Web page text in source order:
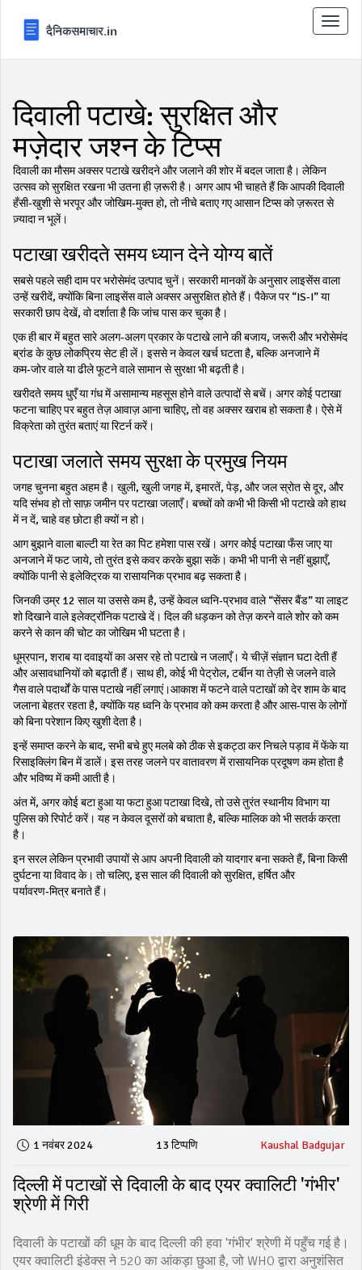
टॉगल
से
दिवाली पटाखे: सुरक्षित और
मज़ेदार जश्न के टिप्स
दिवाली का मौसम अक्सर पटाखे खरीदने और जलाने की शोर में बदल जाता है। लेकिन
उत्सव को सुरक्षित रखना भी उतना ही ज़रूरी है। अगर आप भी चाहते हैं कि आपकी दिवाली
हँसी‑खुशी से भरपूर और जोखिम‑मुक्त हो, तो नीचे बताए गए आसान टिप्स को ज़रूरत से
ज़्यादा न भूलें।
पटाखा खरीदते समय ध्यान देने योग्य बातें
सबसे पहले सही दाम पर भरोसेमंद उत्पाद चुनें। सरकारी मानकों के अनुसार लाइसेंस वाला
उन्हें खरीदें, क्योंकि बिना लाइसेंस वाले अक्सर असुरक्षित होते हैं। पैकेज पर “IS‑I” या
सरकारी छाप देखें, वो दर्शाता है कि जांच पास कर चुका है।
एक ही बार में बहुत सारे अलग‑अलग प्रकार के पटाखे लाने की बजाय, जरूरी और भरोसेमंद
ब्रांड के कुछ लोकप्रिय सेट ही लें। इससे न केवल खर्च घटता है, बल्कि अनजाने में
कम‑जोर वाले या ढीले फूटने वाले सामान से सुरक्षा भी बढ़ती है।
खरीदते समय धुएँ या गंध में असामान्य महसूस होने वाले उत्पादों से बचें। अगर कोई पटाखा
फटना चाहिए पर बहुत तेज़ आवाज़ आना चाहिए, तो वह अक्सर खराब हो सकता है। ऐसे में
विक्रेता को तुरंत बताएं या रिटर्न करें।
पटाखा जलाते समय सुरक्षा के प्रमुख नियम
जगह चुनना बहुत अहम है। खुली, खुली जगह में, इमारतें, पेड़, और जल स्रोत से दूर, और
यदि संभव हो तो साफ़ जमीन पर पटाखा जलाएँ। बच्चों को कभी भी किसी भी पटाखे को हाथ
में न दें, चाहे वह छोटा ही क्यों न हो।
आग बुझाने वाला बाल्टी या रेत का पिट हमेशा पास रखें। अगर कोई पटाखा फँस जाए या
अनजाने में फट जाये, तो तुरंत इसे कवर करके बुझा सकें। कभी भी पानी से नहीं बुझाएँ,
क्योंकि पानी से इलेक्ट्रिक या रासायनिक प्रभाव बढ़ सकता है।
जिनकी उम्र 12 साल या उससे कम है, उन्हें केवल ध्वनि‑प्रभाव वाले “सेंसर बैंड” या लाइट
शो दिखाने वाले इलेक्ट्रॉनिक पटाखे दें। दिल की धड़कन को तेज़ करने वाले शोर को कम
करने से कान की चोट का जोखिम भी घटता है।
धूम्रपान, शराब या दवाइयों का असर रहे तो पटाखे न जलाएँ। ये चीज़ें संज्ञान घटा देती हैं
और असावधानियों को बढ़ाती हैं। साथ ही, कोई भी पेट्रोल, टर्बीन या तेज़ी से जलने वाले
गैस वाले पदार्थों के पास पटाखे नहीं लगाएं।आकाश में फटने वाले पटाखों को देर शाम के बाद
जलाना बेहतर रहता है, क्योंकि यह ध्वनि के प्रभाव को कम करता है और आस-पास के लोगों
को बिना परेशान किए खुशी देता है।
इन्हें समाप्त करने के बाद, सभी बचे हुए मलबे को ठीक से इकट्ठा कर निचले पड़ाव में फेंके या
रिसाइक्लिंग बिन में डालें। इस तरह जलने पर वातावरण में रासायनिक प्रदूषण कम होता है
और भविष्य में कमी आती है।
अंत में, अगर कोई बटा हुआ या फटा हुआ पटाखा दिखे, तो उसे तुरंत स्थानीय विभाग या
पुलिस को रिपोर्ट करें। यह न केवल दूसरों को बचाता है, बल्कि मालिक को भी सतर्क करता
है।
इन सरल लेकिन प्रभावी उपायों से आप अपनी दिवाली को यादगार बना सकते हैं, बिना किसी
दुर्घटना या विवाद के। तो चलिए, इस साल की दिवाली को सुरक्षित, हर्षित और
पर्यावरण‑मित्र बनाते हैं।
1 नवंबर 2024 13 टिप्पणि Kaushal Badgujar
दिल्ली में पटाखों से दिवाली के बाद एयर क्वालिटी 'गंभीर'
श्रेणी में गिरी
दिवाली के पटाखों की धूम के बाद दिल्ली की हवा 'गंभीर' श्रेणी में पहुँच गई है।
एयर क्वालिटी इंडेक्स ने 520 का आंकड़ा छुआ है, जो WHO द्वारा अनुशंसित